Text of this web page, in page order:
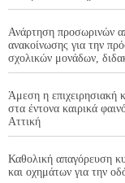
Ανάρτηση προσωρινών
ανακοίνωσης για την
σχολικών μονάδων,
Άμεση η επιχειρησιακή
στα έντονα καιρικά
Αττική
Καθολική απαγόρευση
και οχημάτων για την